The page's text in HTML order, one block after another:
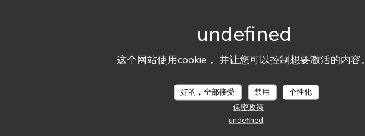
这个网站使用cookie， 并让您可以控制想要激活的内容。
好的，全部接受 禁用
个性化
保密政策
undefined
et nous n’avons même pas pris de dessert à cause de cette déception nous avons préféré
服务:4/5 氛围:4/5 菜单:4/5 质价比
Très bonne viande et bon conseil pour choisir le morceau de viande